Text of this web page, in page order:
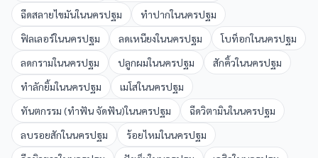
ฉีดสลายไขมันในนครปฐม ทำปากในนครปฐม
ฟิลเลอร์ในนครปฐม ลดเหนียงในนครปฐม โบท็อกในนครปฐม
ลดกรามในนครปฐม ปลูกผมในนครปฐม สักคิ้วในนครปฐม
ทำลักยิ้มในนครปฐม เมโสในนครปฐม
ทันตกรรม (ทำฟัน จัดฟัน)ในนครปฐม ฉีดวิตามินในนครปฐม
ลบรอยสักในนครปฐม ร้อยไหมในนครปฐม